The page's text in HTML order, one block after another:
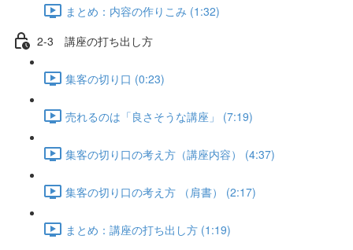
まとめ：内容の作りこみ (1:32)
2-3 講座の打ち出し方
集客の切り口 (0:23)
売れるのは「良さそうな講座」 (7:19)
集客の切り口の考え方（講座内容） (4:37)
集客の切り口の考え方 （肩書） (2:17)
まとめ：講座の打ち出し方 (1:19)